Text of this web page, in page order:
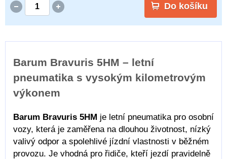
Do košíku
Barum Bravuris 5HM – letní
pneumatika s vysokým kilometrovým
výkonem
Barum Bravuris 5HM je letní pneumatika pro osobní
vozy, která je zaměřena na dlouhou životnost, nízký
valivý odpor a spolehlivé jízdní vlastnosti v běžném
provozu. Je vhodná pro řidiče, kteří jezdí pravidelně